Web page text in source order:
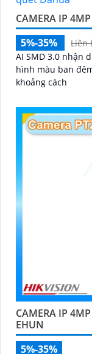
CAMERA IP
5%-35%
Liên
AI SMD 3.0 nhận
hình màu ban
khoảng cách
CAMERA IP
EHUN
5%-35%